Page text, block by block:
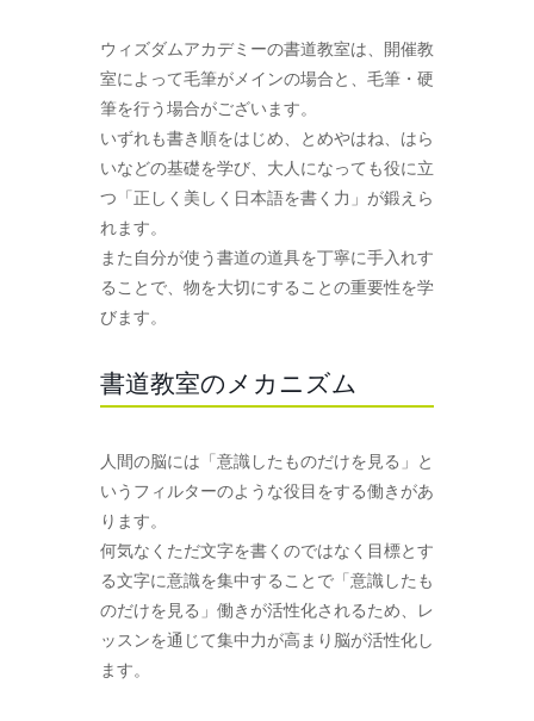
ウィズダムアカデミーの書道教室は、開催教
室によって毛筆がメインの場合と、毛筆・硬
筆を行う場合がございます。
いずれも書き順をはじめ、とめやはね、はら
いなどの基礎を学び、大人になっても役に立
つ「正しく美しく日本語を書く力」が鍛えら
れます。
また自分が使う書道の道具を丁寧に手入れす
ることで、物を大切にすることの重要性を学
びます。
書道教室のメカニズム
人間の脳には「意識したものだけを見る」と
いうフィルターのような役目をする働きがあ
ります。
何気なくただ文字を書くのではなく目標とす
る文字に意識を集中することで「意識したも
のだけを見る」働きが活性化されるため、レ
ッスンを通じて集中力が高まり脳が活性化し
ます。